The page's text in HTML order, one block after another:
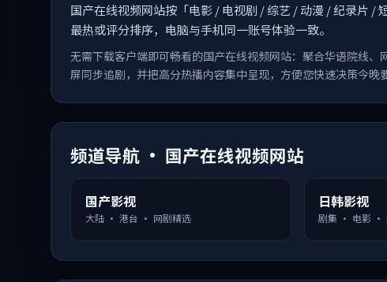
国产在线视频网站按「电影 / 电视剧 / 综艺 / 动漫 / 纪录片 /
最热或评分排序，电脑与手机同一账号体验一致。
无需下载客户端即可畅看的国产在线视频网站：聚合华语院线
屏同步追剧，并把高分热播内容集中呈现，方便您快速决策今晚
频道导航 · 国产在线视频网站
国产影视
大陆 · 港台 · 网剧精选
日韩影视
剧集 · 电影 ·